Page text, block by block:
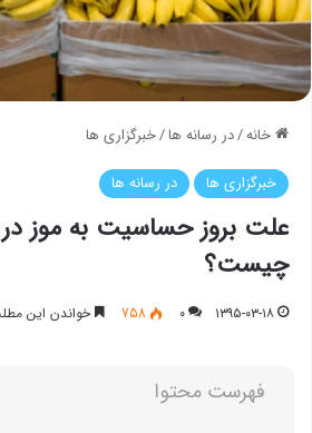
خانه/در رسانه ها/خبرگزاری ها
خبرگزاری ها در رسانه ها
علت بروز حساسیت به موز در
چیست؟
۱۳۹۵-۰۳-۱۸ ۰ 758 خواندن این مطلب ۲ دقیقه زمان
فهرست محتوا